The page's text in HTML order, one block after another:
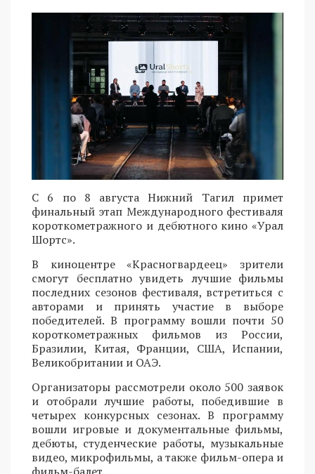
С 6 по 8 августа Нижний Тагил примет
финальный этап Международного фестиваля
короткометражного и дебютного кино «Урал
Шортс».
В киноцентре «Красногвардеец» зрители
смогут бесплатно увидеть лучшие фильмы
последних сезонов фестиваля, встретиться с
авторами и принять участие в выборе
победителей. В программу вошли почти 50
короткометражных фильмов из России,
Бразилии, Китая, Франции, США, Испании,
Великобритании и ОАЭ.
Организаторы рассмотрели около 500 заявок
и отобрали лучшие работы, победившие в
четырех конкурсных сезонах. В программу
вошли игровые и документальные фильмы,
дебюты, студенческие работы, музыкальные
видео, микрофильмы, а также фильм-опера и